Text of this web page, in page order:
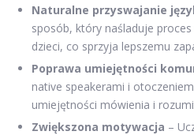
Naturalne przyswajanie
sposób, który naśladuje
dzieci, co sprzyja lepszemu
Poprawa umiejętności
native speakerami i
umiejętności mówienia i
Zwiększona motywacja –